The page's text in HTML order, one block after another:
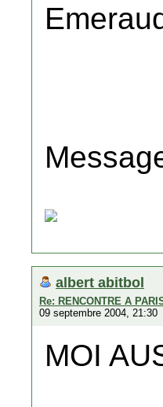
albert abitbol
Re: RENCONTRE A
09 septembre 2004, 21:30
MOI